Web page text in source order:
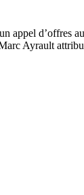
d’offres
Ayrault